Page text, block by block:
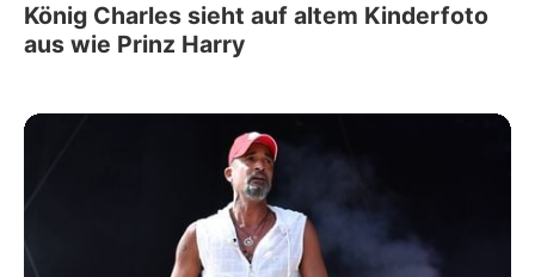
König Charles sieht auf altem Kinderfoto
aus wie Prinz Harry